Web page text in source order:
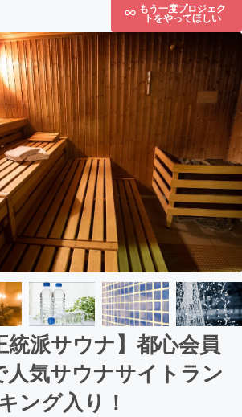
もう一度プロジェク
トをやってほしい
統派サウナ】都心会員
気サウナサイトラン
キング入り！